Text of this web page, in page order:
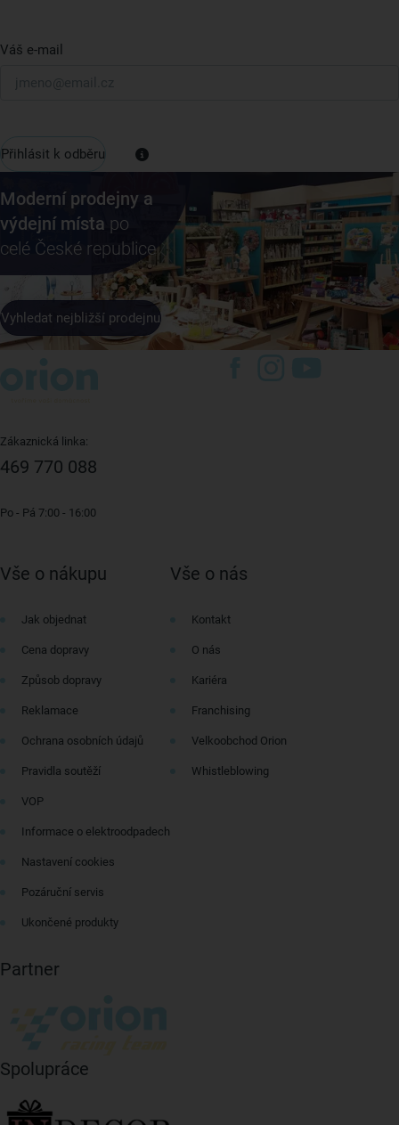
Váš e-mail
Přihlásit k odběru
Moderní prodejny a
výdejní místa po
celé České republice
Vyhledat nejbližší prodejnu
Zákaznická linka:
469 770 088
Po - Pá 7:00 - 16:00
Vše o nákupu
Jak objednat
Cena dopravy
Způsob dopravy
Reklamace
Ochrana osobních údajů
Pravidla soutěží
VOP
Informace o elektroodpadech
Nastavení cookies
Pozáruční servis
Ukončené produkty
Vše o nás
Kontakt
O nás
Kariéra
Franchising
Velkoobchod Orion
Whistleblowing
Partner
Spolupráce